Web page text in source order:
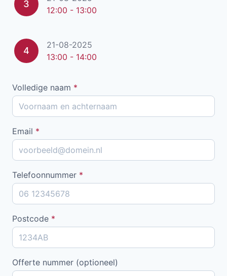
3
12:00 - 13:00
4
21-08-2025
13:00 - 14:00
Volledige naam *
Email *
Telefoonnummer *
Postcode *
Offerte nummer (optioneel)